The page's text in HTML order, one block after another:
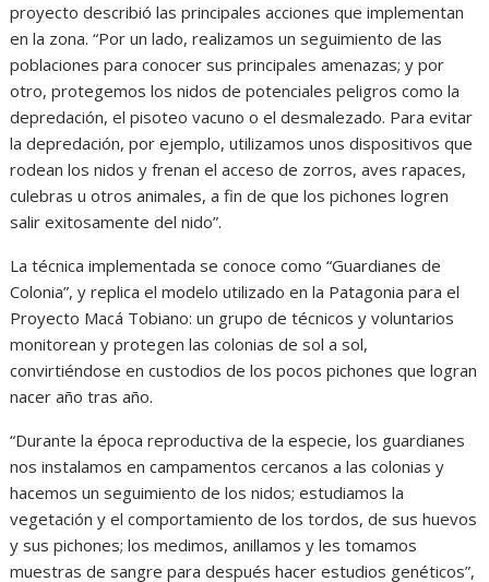
proyecto describió las principales acciones que implementan
en la zona. “Por un lado, realizamos un seguimiento de las
poblaciones para conocer sus principales amenazas; y por
otro, protegemos los nidos de potenciales peligros como la
depredación, el pisoteo vacuno o el desmalezado. Para evitar
la depredación, por ejemplo, utilizamos unos dispositivos que
rodean los nidos y frenan el acceso de zorros, aves rapaces,
culebras u otros animales, a fin de que los pichones logren
salir exitosamente del nido”.
La técnica implementada se conoce como “Guardianes de
Colonia”, y replica el modelo utilizado en la Patagonia para el
Proyecto Macá Tobiano: un grupo de técnicos y voluntarios
monitorean y protegen las colonias de sol a sol,
convirtiéndose en custodios de los pocos pichones que logran
nacer año tras año.
“Durante la época reproductiva de la especie, los guardianes
nos instalamos en campamentos cercanos a las colonias y
hacemos un seguimiento de los nidos; estudiamos la
vegetación y el comportamiento de los tordos, de sus huevos
y sus pichones; los medimos, anillamos y les tomamos
muestras de sangre para después hacer estudios genéticos”,